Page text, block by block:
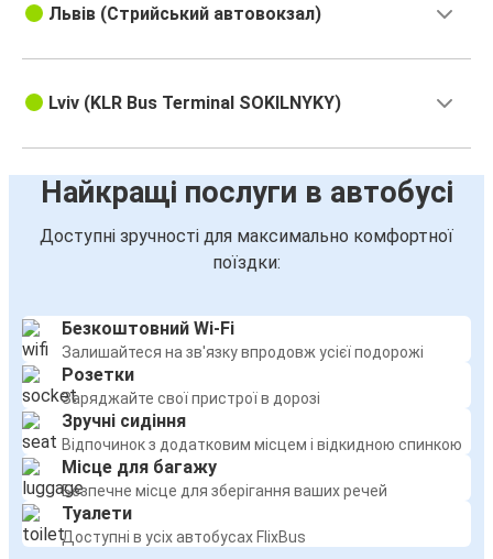
Львів (Стрийський автовокзал)
Lviv (KLR Bus Terminal SOKILNYKY)
Найкращі послуги в автобусі
Доступні зручності для максимально комфортної
поїздки:
Безкоштовний Wi-Fi
Залишайтеся на зв'язку впродовж усієї подорожі
Розетки
Заряджайте свої пристрої в дорозі
Зручні сидіння
Відпочинок з додатковим місцем і відкидною спинкою
Місце для багажу
Безпечне місце для зберігання ваших речей
Туалети
Доступні в усіх автобусах FlixBus